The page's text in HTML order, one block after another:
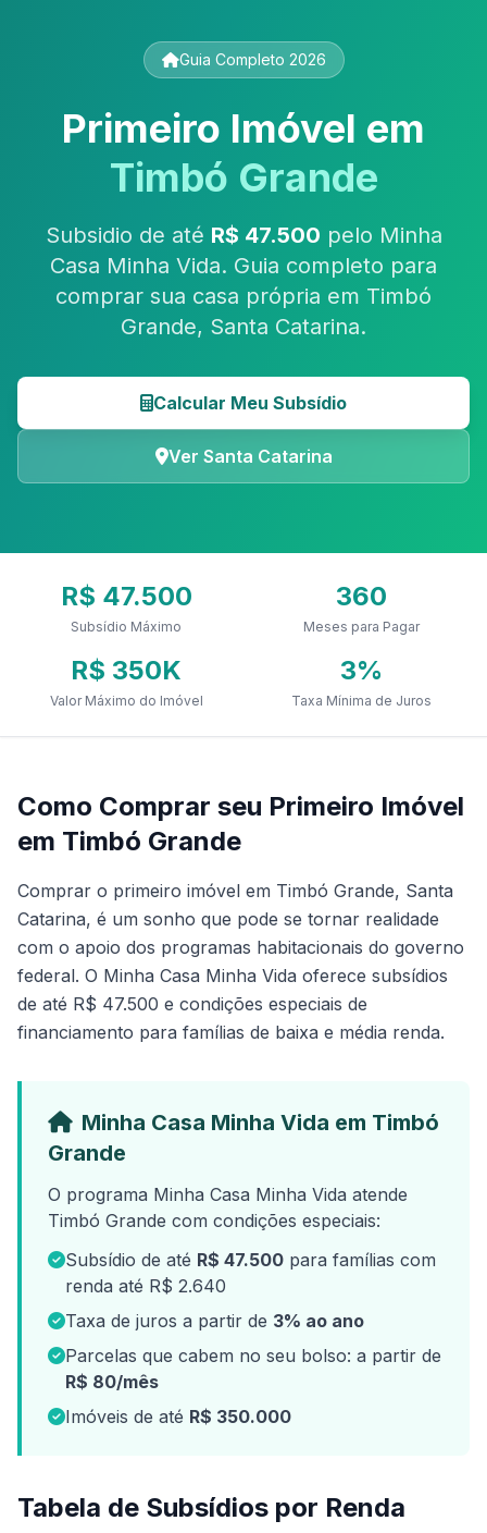
Guia Completo 2026
Primeiro Imóvel em
Timbó Grande
Subsidio de até R$ 47.500 pelo Minha
Casa Minha Vida. Guia completo para
comprar sua casa própria em Timbó
Grande, Santa Catarina.
Calcular Meu Subsídio
Ver Santa Catarina
R$ 47.500
Subsídio Máximo
360
Meses para Pagar
R$ 350K
Valor Máximo do Imóvel
3%
Taxa Mínima de Juros
Como Comprar seu Primeiro Imóvel
em Timbó Grande
Comprar o primeiro imóvel em Timbó Grande, Santa
Catarina, é um sonho que pode se tornar realidade
com o apoio dos programas habitacionais do governo
federal. O Minha Casa Minha Vida oferece subsídios
de até R$ 47.500 e condições especiais de
financiamento para famílias de baixa e média renda.
Minha Casa Minha Vida em Timbó
Grande
O programa Minha Casa Minha Vida atende
Timbó Grande com condições especiais:
Subsídio de até R$ 47.500 para famílias com
renda até R$ 2.640
Taxa de juros a partir de 3% ao ano
Parcelas que cabem no seu bolso: a partir de
R$ 80/mês
Imóveis de até R$ 350.000
Tabela de Subsídios por Renda